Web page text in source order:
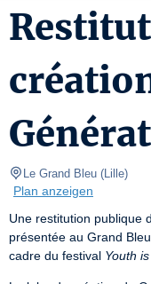
Le Grand Bleu (Lille)
Plan anzeigen
Une restitution publique
présentée au Grand
cadre du festival Youth